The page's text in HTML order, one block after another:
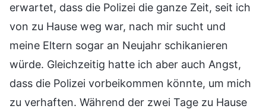
erwartet, dass die Polizei die ganze Zeit, seit ich
von zu Hause weg war, nach mir sucht und
meine Eltern sogar an Neujahr schikanieren
würde. Gleichzeitig hatte ich aber auch Angst,
dass die Polizei vorbeikommen könnte, um mich
zu verhaften. Während der zwei Tage zu Hause